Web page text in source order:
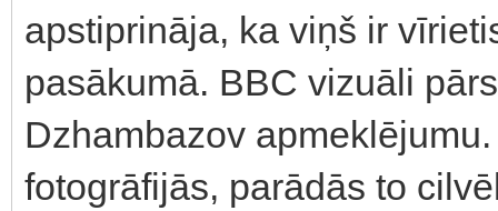
apstiprināja, ka viņš ir
pasākumā. BBC vizuāli
Dzhambazov
fotogrāfijās, parādās to